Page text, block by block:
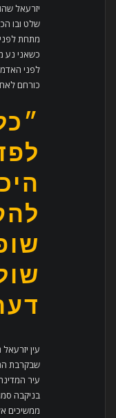
יזרעאל
שלט ובו
מתחת
כשאני
לפני
כורחם
עין
שבקרבת
עיר
בניקבה
ממשיכים